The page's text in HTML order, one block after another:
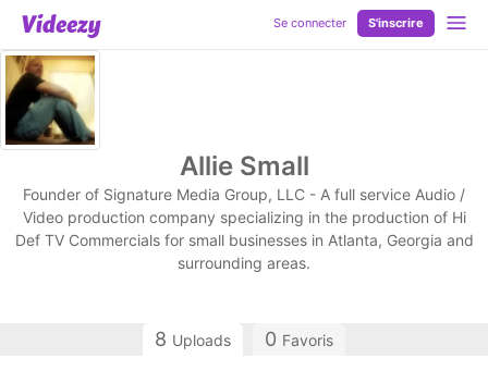
Se connecter S'inscrire
Allie Small
Founder of Signature Media Group, LLC - A full service Audio /
Video production company specializing in the production of Hi
Def TV Commercials for small businesses in Atlanta, Georgia and
surrounding areas.
8 Uploads 0 Favoris